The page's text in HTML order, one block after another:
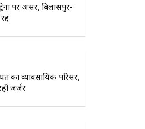
पर असर, बिलासपुर-
का व्यावसायिक परिसर,
जर्जर